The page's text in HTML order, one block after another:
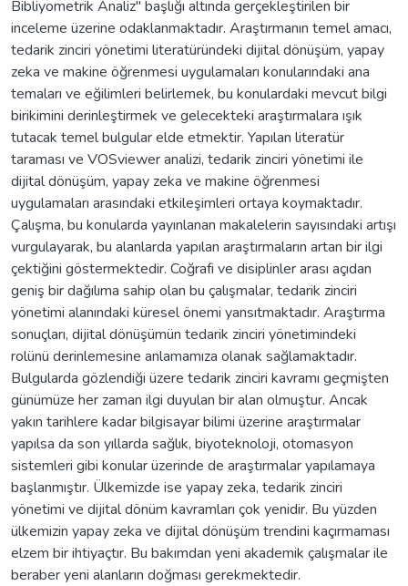
Bibliyometrik Analiz" başlığı altında gerçekleştirilen bir
inceleme üzerine odaklanmaktadır. Araştırmanın temel amacı,
tedarik zinciri yönetimi literatüründeki dijital dönüşüm, yapay
zeka ve makine öğrenmesi uygulamaları konularındaki ana
temaları ve eğilimleri belirlemek, bu konulardaki mevcut bilgi
birikimini derinleştirmek ve gelecekteki araştırmalara ışık
tutacak temel bulgular elde etmektir. Yapılan literatür
taraması ve VOSviewer analizi, tedarik zinciri yönetimi ile
dijital dönüşüm, yapay zeka ve makine öğrenmesi
uygulamaları arasındaki etkileşimleri ortaya koymaktadır.
Çalışma, bu konularda yayınlanan makalelerin sayısındaki artışı
vurgulayarak, bu alanlarda yapılan araştırmaların artan bir ilgi
çektiğini göstermektedir. Coğrafi ve disiplinler arası açıdan
geniş bir dağılıma sahip olan bu çalışmalar, tedarik zinciri
yönetimi alanındaki küresel önemi yansıtmaktadır. Araştırma
sonuçları, dijital dönüşümün tedarik zinciri yönetimindeki
rolünü derinlemesine anlamamıza olanak sağlamaktadır.
Bulgularda gözlendiği üzere tedarik zinciri kavramı geçmişten
günümüze her zaman ilgi duyulan bir alan olmuştur. Ancak
yakın tarihlere kadar bilgisayar bilimi üzerine araştırmalar
yapılsa da son yıllarda sağlık, biyoteknoloji, otomasyon
sistemleri gibi konular üzerinde de araştırmalar yapılamaya
başlanmıştır. Ülkemizde ise yapay zeka, tedarik zinciri
yönetimi ve dijital dönüm kavramları çok yenidir. Bu yüzden
ülkemizin yapay zeka ve dijital dönüşüm trendini kaçırmaması
elzem bir ihtiyaçtır. Bu bakımdan yeni akademik çalışmalar ile
beraber yeni alanların doğması gerekmektedir.